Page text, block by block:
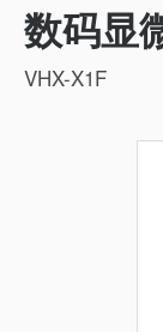
数码显
VHX-X1F